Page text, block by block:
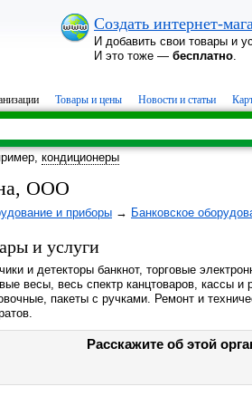
Создать интернет-
И добавить свои товары и
И это тоже — бесплатно.
Товары и цены Новости и статьи
кондиционеры
ООО
и приборы → Банковское
и услуги
и детекторы банкнот, торговые
весы, весь спектр канцтоваров, кассы
пакеты с ручками. Ремонт и
Расскажите об этой